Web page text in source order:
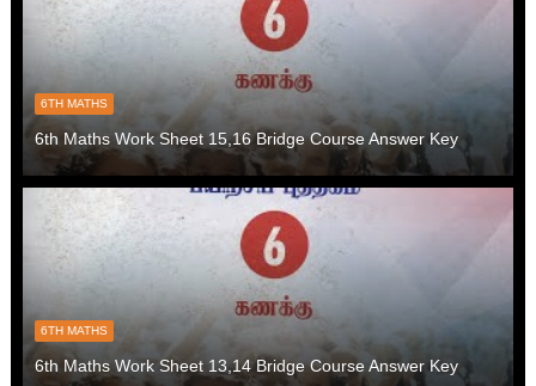
6TH MATHS
6th Maths Work Sheet 15,16 Bridge Course Answer Key
6TH MATHS
6th Maths Work Sheet 13,14 Bridge Course Answer Key